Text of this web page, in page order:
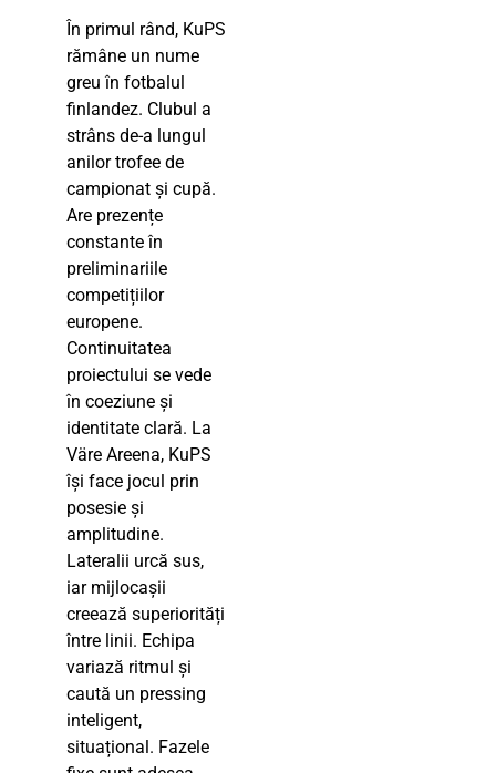
În primul rând, KuPS
rămâne un nume
greu în fotbalul
finlandez. Clubul a
strâns de-a lungul
anilor trofee de
campionat și cupă.
Are prezențe
constante în
preliminariile
competițiilor
europene.
Continuitatea
proiectului se vede
în coeziune și
identitate clară. La
Väre Areena, KuPS
își face jocul prin
posesie și
amplitudine.
Lateralii urcă sus,
iar mijlocașii
creează superiorități
între linii. Echipa
variază ritmul și
caută un pressing
inteligent,
situațional. Fazele